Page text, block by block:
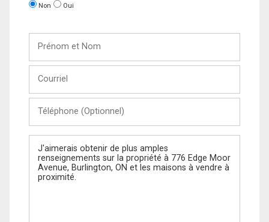
Non Oui
Nom
(Optionnel)
Message